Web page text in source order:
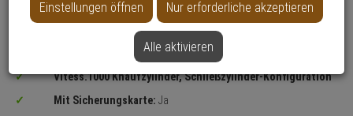
MITTEL
Vitess.1000 Knaufzylinder, Schließzylinder-Konfiguration
Mit Sicherungskarte: Ja
Einstellungen öffnen Nur erforderliche akzeptieren
Alle aktivieren